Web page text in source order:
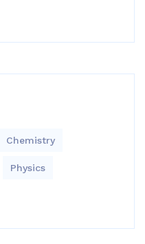
Chemistry
Physics